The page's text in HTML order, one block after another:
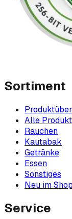
Sortiment
Alle
Rauchen
Kautabak
Getränke
Essen
Sonstiges
Neu im Shop
Service